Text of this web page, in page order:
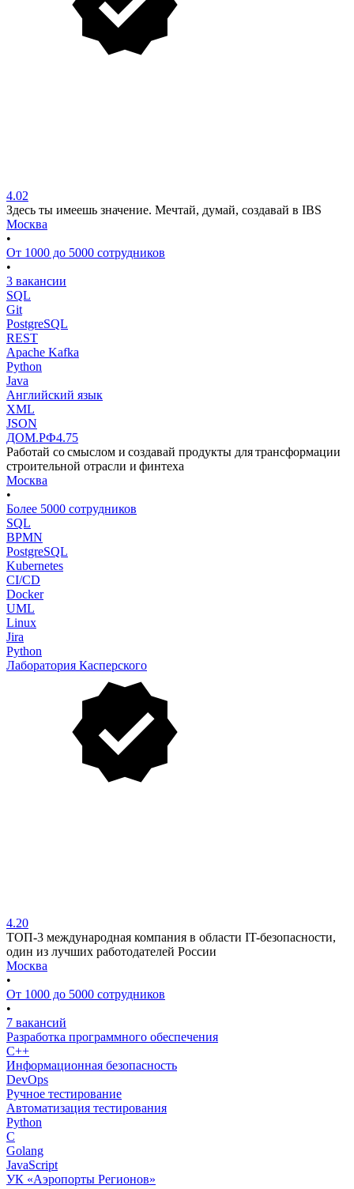
4.02
Здесь ты имеешь значение. Мечтай, думай, создавай в IBS
Москва
•
От 1000 до 5000 сотрудников
•
3 вакансии
SQL
Git
PostgreSQL
REST
Apache Kafka
Python
Java
Английский язык
XML
JSON
ДОМ.РФ4.75
Работай со смыслом и создавай продукты для трансформации
строительной отрасли и финтеха
Москва
•
Более 5000 сотрудников
SQL
BPMN
PostgreSQL
Kubernetes
CI/CD
Docker
UML
Linux
Jira
Python
Лаборатория Касперского
4.20
ТОП-3 международная компания в области IT-безопасности,
один из лучших работодателей России
Москва
•
От 1000 до 5000 сотрудников
•
7 вакансий
Разработка программного обеспечения
C++
Информационная безопасность
DevOps
Ручное тестирование
Автоматизация тестирования
Python
C
Golang
JavaScript
УК «Аэропорты Регионов»